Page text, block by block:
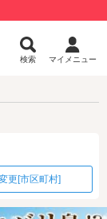
検索 マイメニュー
更[市区町村]